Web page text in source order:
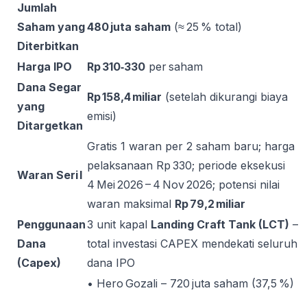
Jumlah
Saham yang
Diterbitkan
480 juta saham (≈ 25 % total)
Harga IPO Rp 310‑330 per saham
Dana Segar
yang
Ditargetkan
Rp 158,4 miliar (setelah dikurangi biaya
emisi)
Waran Seri I
Gratis 1 waran per 2 saham baru; harga
pelaksanaan Rp 330; periode eksekusi
4 Mei 2026 – 4 Nov 2026; potensi nilai
waran maksimal Rp 79,2 miliar
Penggunaan
Dana
(Capex)
3 unit kapal Landing Craft Tank (LCT) –
total investasi CAPEX mendekati seluruh
dana IPO
• Hero Gozali – 720 juta saham (37,5 %)